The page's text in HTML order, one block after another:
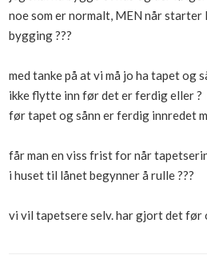
Boligmappa+
noe som er normalt, MEN når
bygging ???
med tanke på at vi må jo ha tapet og
ikke flytte inn før det er ferdig eller ?
før tapet og sånn er ferdig innredet
får man en viss frist for når
i huset til lånet begynner å rulle ???
vi vil tapetsere selv. har gjort det før